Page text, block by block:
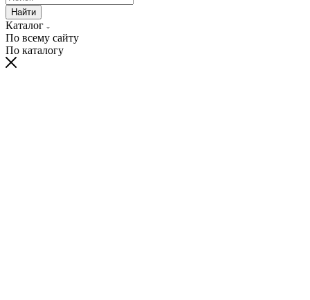
Найти
Каталог
По всему сайту
По каталогу